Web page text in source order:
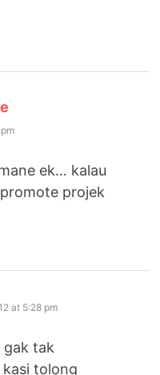
ek… kalau
projek
at 5:28 pm
gak tak
tolong